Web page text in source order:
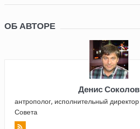
ОБ АВТОРЕ
Денис Соколов
антрополог, исполнительный
Совета